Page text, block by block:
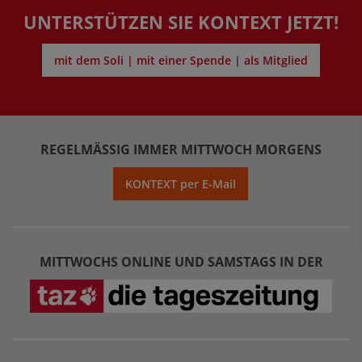
UNTERSTÜTZEN SIE KONTEXT JETZT!
mit dem Soli | mit einer Spende | als Mitglied
REGELMÄSSIG IMMER MITTWOCH MORGENS
KONTEXT per E-Mail
MITTWOCHS ONLINE UND SAMSTAGS IN DER